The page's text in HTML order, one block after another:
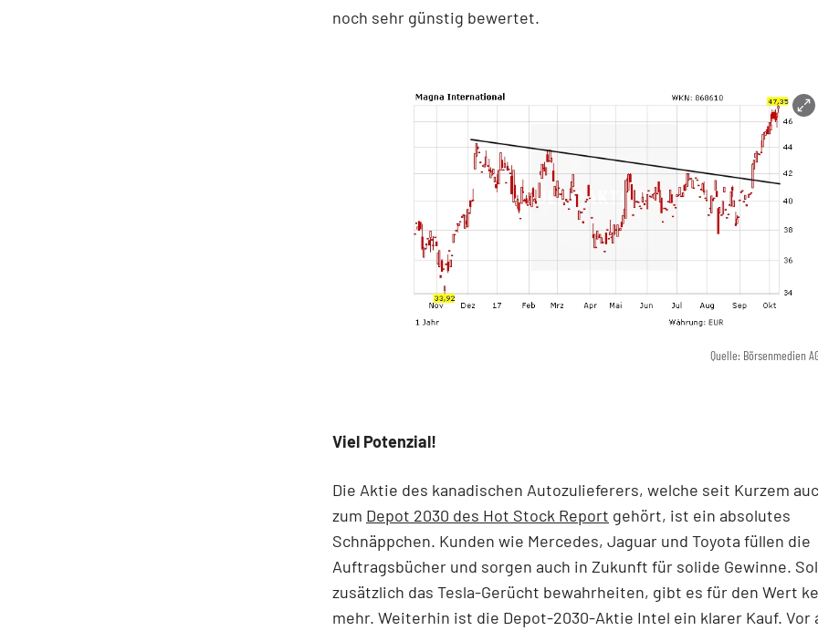
noch sehr günstig bewertet.
Quelle: Börsenmedien
Viel Potenzial!
Die Aktie des kanadischen Autozulieferers, welche seit Kurzem
zum Depot 2030 des Hot Stock Report gehört, ist ein absolutes
Schnäppchen. Kunden wie Mercedes, Jaguar und Toyota füllen die
Auftragsbücher und sorgen auch in Zukunft für solide Gewinne.
zusätzlich das Tesla-Gerücht bewahrheiten, gibt es für den Wert
mehr. Weiterhin ist die Depot-2030-Aktie Intel ein klarer Kauf. Vor